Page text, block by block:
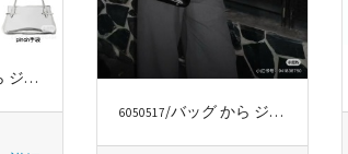
6050517/バッグ から ジバンシー/GIVENCHY